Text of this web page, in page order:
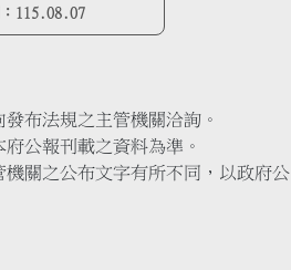
115.08.07
布法規之主管機關洽詢。
公報刊載之資料為準。
關之公布文字有所不同，以政府公